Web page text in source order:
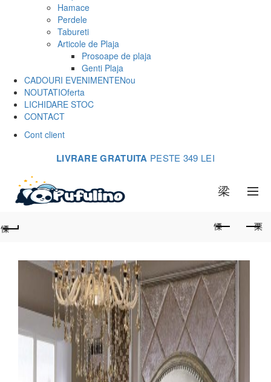
Hamace
Perdele
Tabureti
Articole de Plaja
Prosoape de plaja
Genti Plaja
CADOURI EVENIMENTENou
NOUTATIOferta
LICHIDARE STOC
CONTACT
Cont client
LIVRARE GRATUITA PESTE 349 LEI